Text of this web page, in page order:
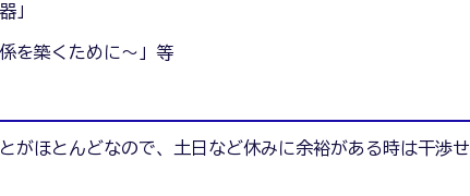
」
を築くために～」等
がほとんどなので、土日など休みに余裕がある時は干渉せ